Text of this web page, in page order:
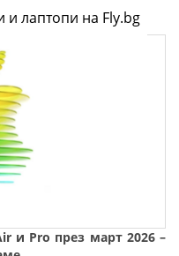
и лаптопи на Fly.bg
и Pro през март 2026 –